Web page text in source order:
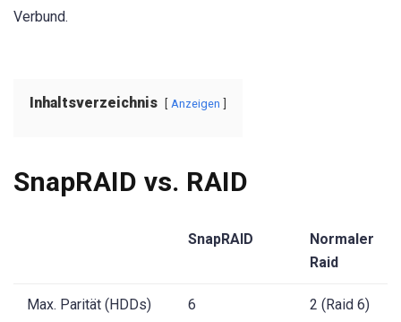
Verbund.
Inhaltsverzeichnis Anzeigen
SnapRAID vs. RAID
SnapRAID
Normaler
Raid
Max. Parität (HDDs) 6 2 (Raid 6)